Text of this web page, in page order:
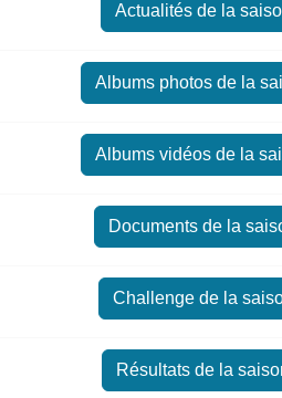
Actualités de la
Albums photos de la
Albums vidéos de la
Documents de la
Challenge de la
Résultats de la